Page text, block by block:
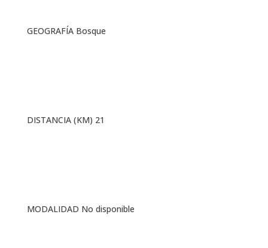
GEOGRAFÍA Bosque
DISTANCIA (KM) 21
MODALIDAD No disponible